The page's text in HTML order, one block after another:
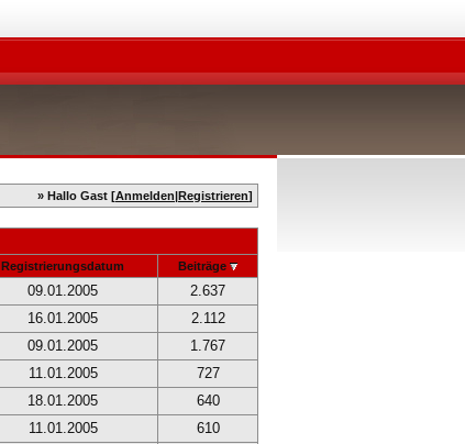
» Hallo Gast [Anmelden|Registrieren]
Registrierungsdatum Beiträge
09.01.2005
2.637
16.01.2005
2.112
09.01.2005
1.767
11.01.2005
727
18.01.2005
640
11.01.2005
610